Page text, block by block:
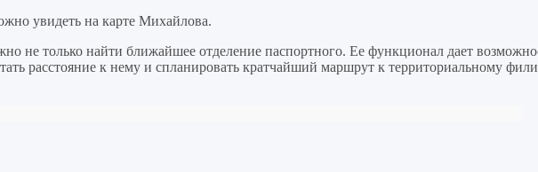
увидеть на карте Михайлова.
не только найти ближайшее отделение паспортного. Ее функционал дает
расстояние к нему и спланировать кратчайший маршрут к территориальному